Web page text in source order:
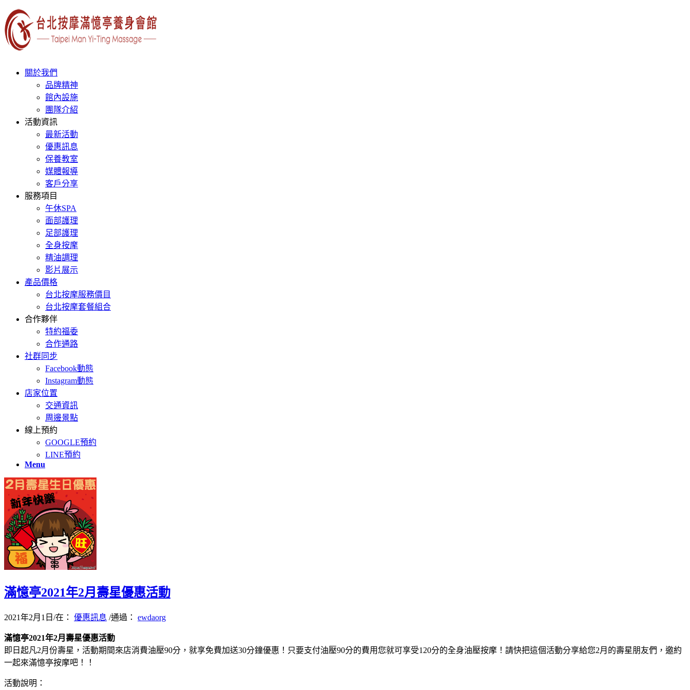
關於我們
品牌精神
館內設施
團隊介紹
活動資訊
最新活動
優惠訊息
保養教室
媒體報導
客戶分享
服務項目
午休SPA
面部護理
足部護理
全身按摩
精油調理
影片展示
產品價格
台北按摩服務價目
台北按摩套餐組合
合作夥伴
特約福委
合作通路
社群同步
Facebook動態
Instagram動態
店家位置
交通資訊
周邊景點
線上預約
GOOGLE預約
LINE預約
Menu
滿憶亭2021年2月壽星優惠活動
2021年2月1日 /在： 優惠訊息 /通過： ewdaorg
滿憶亭2021年2月壽星優惠活動
即日起凡2月份壽星，活動期間來店消費油壓90分，就享免費加送30分鐘優惠！只要支付油壓90分的費用您就可享受120分的全身油壓按摩！請快把這個活動分享給您2月的壽星朋友們，邀約
一起來滿憶亭按摩吧！！
活動說明：